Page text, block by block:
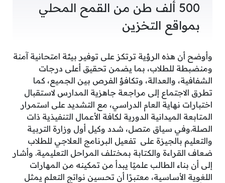
500 ألف طن من القمح المحلي
بمواقع التخزين
وأوضح أن هذه الرؤية ترتكز على توفير بيئة امتحانية آمنة
ومنضبطة للطلاب، بما يضمن تحقيق أعلى درجات
الشفافية، والعدالة، وتكافؤ الفرص بين الجميع، كما
تطرق الاجتماع إلى مراجعة جاهزية المدارس لاستقبال
اختبارات نهاية العام الدراسي، مع التشديد على استمرار
المتابعة الميدانية الدورية لكافة الأعمال التنفيذية ذات
الصلة.وفي سياق متصل، شدد وكيل أول وزارة التربية
والتعليم بالجيزة على تفعيل البرنامج العلاجي للطلاب
ضعاف القراءة والكتابة بمختلف المراحل التعليمية. وأشار
إلى أن بناء الطالب علميًا يبدأ من تمكينه من المهارات
اللغوية الأساسية، معتبرًا أن تحسين نواتج التعلم يمثل